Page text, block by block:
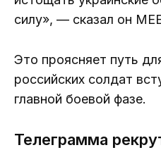
силу», — сказал он
Это проясняет путь
российских солдат
главной боевой фазе.
Телеграмма